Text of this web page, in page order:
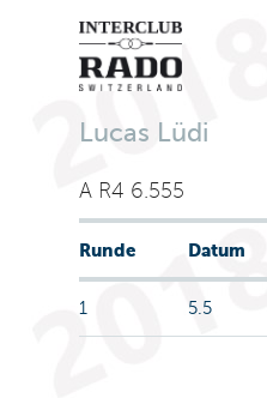
Lucas Lüdi
A R4 6.555
Runde Datum
1 5.5